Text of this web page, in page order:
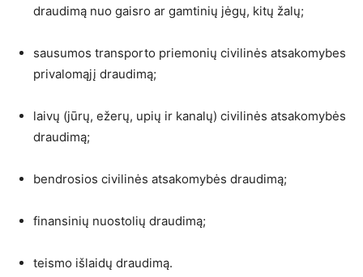
draudimą nuo gaisro ar gamtinių jėgų, kitų žalų;
sausumos transporto priemonių civilinės atsakomybes
privalomąjį draudimą;
laivų (jūrų, ežerų, upių ir kanalų) civilinės atsakomybės
draudimą;
bendrosios civilinės atsakomybės draudimą;
finansinių nuostolių draudimą;
teismo išlaidų draudimą.